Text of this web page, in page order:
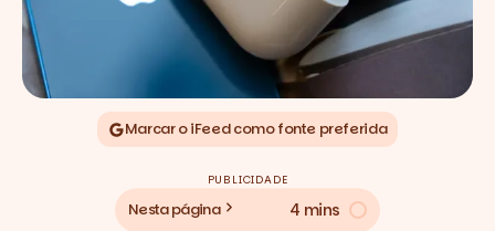
Marcar o iFeed como fonte preferida
PUBLICIDADE
Nesta página 4 mins